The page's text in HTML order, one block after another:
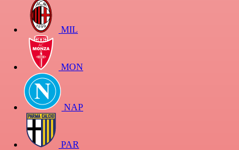
MIL
MON
NAP
PAR